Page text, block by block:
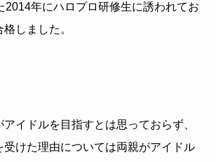
2014年にハロプロ研修生に誘われてお
しました。
イドルを目指すとは思っておらず、
受けた理由については両親がアイドル